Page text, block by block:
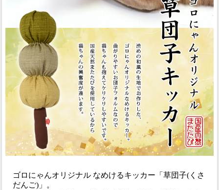
ゴロにゃんオリジナル なめけるキッカー「草団子(くさ
だんご)」。